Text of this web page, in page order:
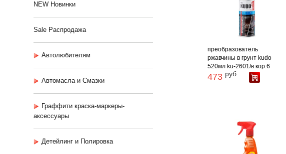
NEW Новинки
Sale Распродажа
Автолюбителям
Автомасла и Смазки
Граффити краска-маркеры-
аксессуары
Детейлинг и Полировка
преобразователь
ржавчины в грунт kudo
520мл ku-2601/в кор.6
473 руб